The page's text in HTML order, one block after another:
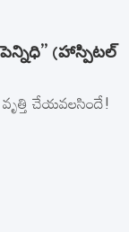
(హాస్పిటల్‌
చేయవలసిందే!